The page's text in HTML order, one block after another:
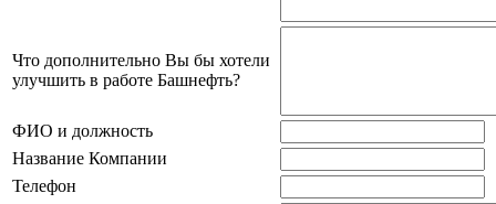
Что дополнительно Вы бы хотели
улучшить в работе Башнефть?
ФИО и должность
Название Компании
Телефон